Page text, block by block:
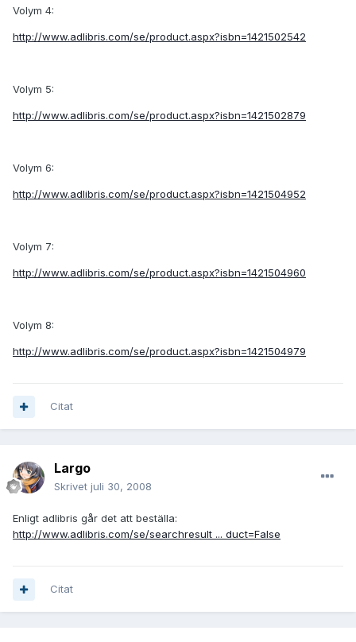
Volym 4:
http://www.adlibris.com/se/product.aspx?isbn=1421502542
Volym 5:
http://www.adlibris.com/se/product.aspx?isbn=1421502879
Volym 6:
http://www.adlibris.com/se/product.aspx?isbn=1421504952
Volym 7:
http://www.adlibris.com/se/product.aspx?isbn=1421504960
Volym 8:
http://www.adlibris.com/se/product.aspx?isbn=1421504979
Citat
Largo
Skrivet juli 30, 2008
Enligt adlibris går det att beställa:
http://www.adlibris.com/se/searchresult ... duct=False
Citat